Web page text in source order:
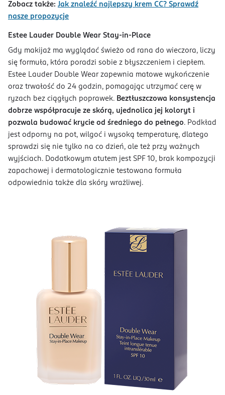
Zobacz także: Jak znaleźć najlepszy krem CC? Sprawdź
nasze propozycje
Estee Lauder Double Wear Stay-in-Place
Gdy makijaż ma wyglądać świeżo od rana do wieczora, liczy
się formuła, która poradzi sobie z błyszczeniem i ciepłem.
Estee Lauder Double Wear zapewnia matowe wykończenie
oraz trwałość do 24 godzin, pomagając utrzymać cerę w
ryzach bez ciągłych poprawek. Beztłuszczowa konsystencja
dobrze współpracuje ze skórą, ujednolica jej koloryt i
pozwala budować krycie od średniego do pełnego. Podkład
jest odporny na pot, wilgoć i wysoką temperaturę, dlatego
sprawdzi się nie tylko na co dzień, ale też przy ważnych
wyjściach. Dodatkowym atutem jest SPF 10, brak kompozycji
zapachowej i dermatologicznie testowana formuła
odpowiednia także dla skóry wrażliwej.